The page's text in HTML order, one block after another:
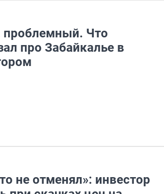
проблемный. Что
про Забайкалье в
не отменял»: инвестор